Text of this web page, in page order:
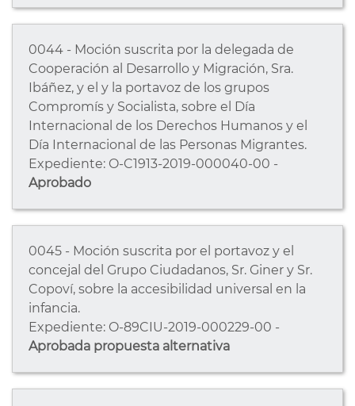
0044 - Moción suscrita por la delegada de
Cooperación al Desarrollo y Migración, Sra.
Ibáñez, y el y la portavoz de los grupos
Compromís y Socialista, sobre el Día
Internacional de los Derechos Humanos y el
Día Internacional de las Personas Migrantes.
Expediente: O-C1913-2019-000040-00 -
Aprobado
0045 - Moción suscrita por el portavoz y el
concejal del Grupo Ciudadanos, Sr. Giner y Sr.
Copoví, sobre la accesibilidad universal en la
infancia.
Expediente: O-89CIU-2019-000229-00 -
Aprobada propuesta alternativa